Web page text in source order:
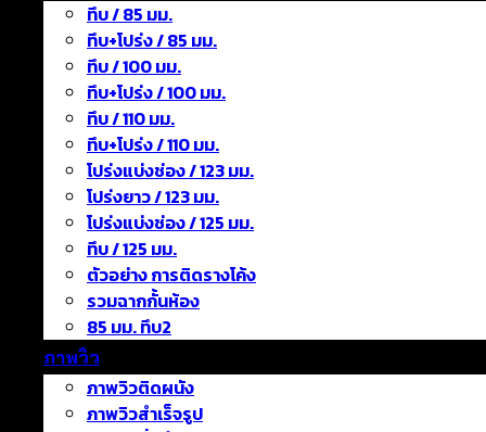
ทึบ / 85 มม.
ทึบ+โปร่ง / 85 มม.
ทึบ / 100 มม.
ทึบ+โปร่ง / 100 มม.
ทึบ / 110 มม.
ทึบ+โปร่ง / 110 มม.
โปร่งแบ่งช่อง / 123 มม.
โปร่งยาว / 123 มม.
โปร่งแบ่งช่อง / 125 มม.
ทึบ / 125 มม.
ตัวอย่าง การติดรางโค้ง
รวมฉากกั้นห้อง
85 มม. ทึบ2
ภาพวิว
ภาพวิวติดผนัง
ภาพวิวสำเร็จรูป